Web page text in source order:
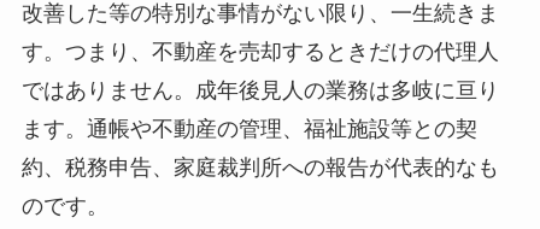
改善した等の特別な事情がない限り、一生続きま
す。つまり、不動産を売却するときだけの代理人
ではありません。成年後見人の業務は多岐に亘り
ます。通帳や不動産の管理、福祉施設等との契
約、税務申告、家庭裁判所への報告が代表的なも
のです。